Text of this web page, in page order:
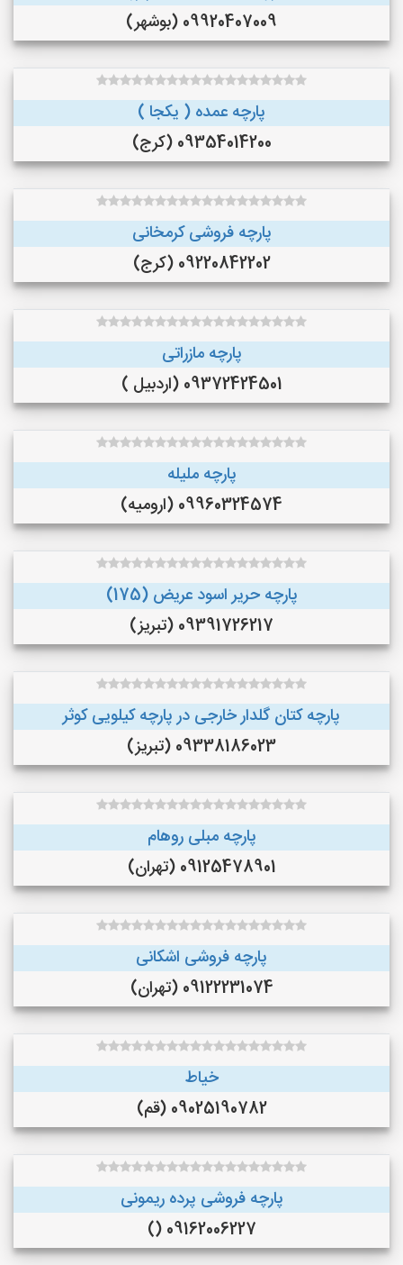
09920407009 (بوشهر)
پارچه عمده ( یکجا )
09354014200 (کرج)
پارچه فروشی کرمخانی
09220842202 (کرج)
پارچه مازراتی
09372424501 (اردبیل )
پارچه ملیله
09960324574 (ارومیه)
پارچه حریر اسود عریض (175)
09391726217 (تبریز)
پارچه کتان گلدار خارجی در پارچه کیلویی کوثر
09338186023 (تبریز)
پارچه مبلی روهام
09125478901 (تهران)
پارچه فروشی اشکانی
09122231074 (تهران)
خیاط
09025190782 (قم)
پارچه فروشی پرده ریمونی
09162006227 ()